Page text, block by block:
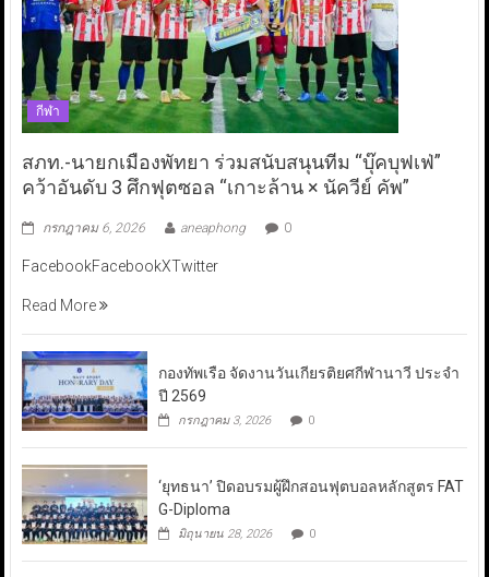
กีฬา
สภท.-นายกเมืองพัทยา ร่วมสนับสนุนทีม “บุ๊คบุฟเฟ่”
คว้าอันดับ 3 ศึกฟุตซอล “เกาะล้าน × นัควีย์ คัพ”
กรกฎาคม 6, 2026 aneaphong 0
FacebookFacebookXTwitter
Read More
กองทัพเรือ จัดงานวันเกียรติยศกีฬานาวี ประจำ
ปี 2569
กรกฎาคม 3, 2026 0
‘ยุทธนา’ ปิดอบรมผู้ฝึกสอนฟุตบอลหลักสูตร FAT
G-Diploma
มิถุนายน 28, 2026 0